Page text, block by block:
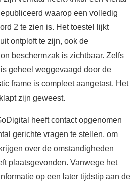
waarop een volledig
2 te zien is. Het toestel lijkt
ontploft te zijn, ook de
beschermzak is zichtbaar. Zelfs
geheel weggevaagd door de
frame is compleet aangetast. Het
zijn geweest.
heeft contact opgenomen
gerichte vragen te stellen, om
over de omstandigheden
plaatsgevonden. Vanwege het
op een later tijdstip aan de